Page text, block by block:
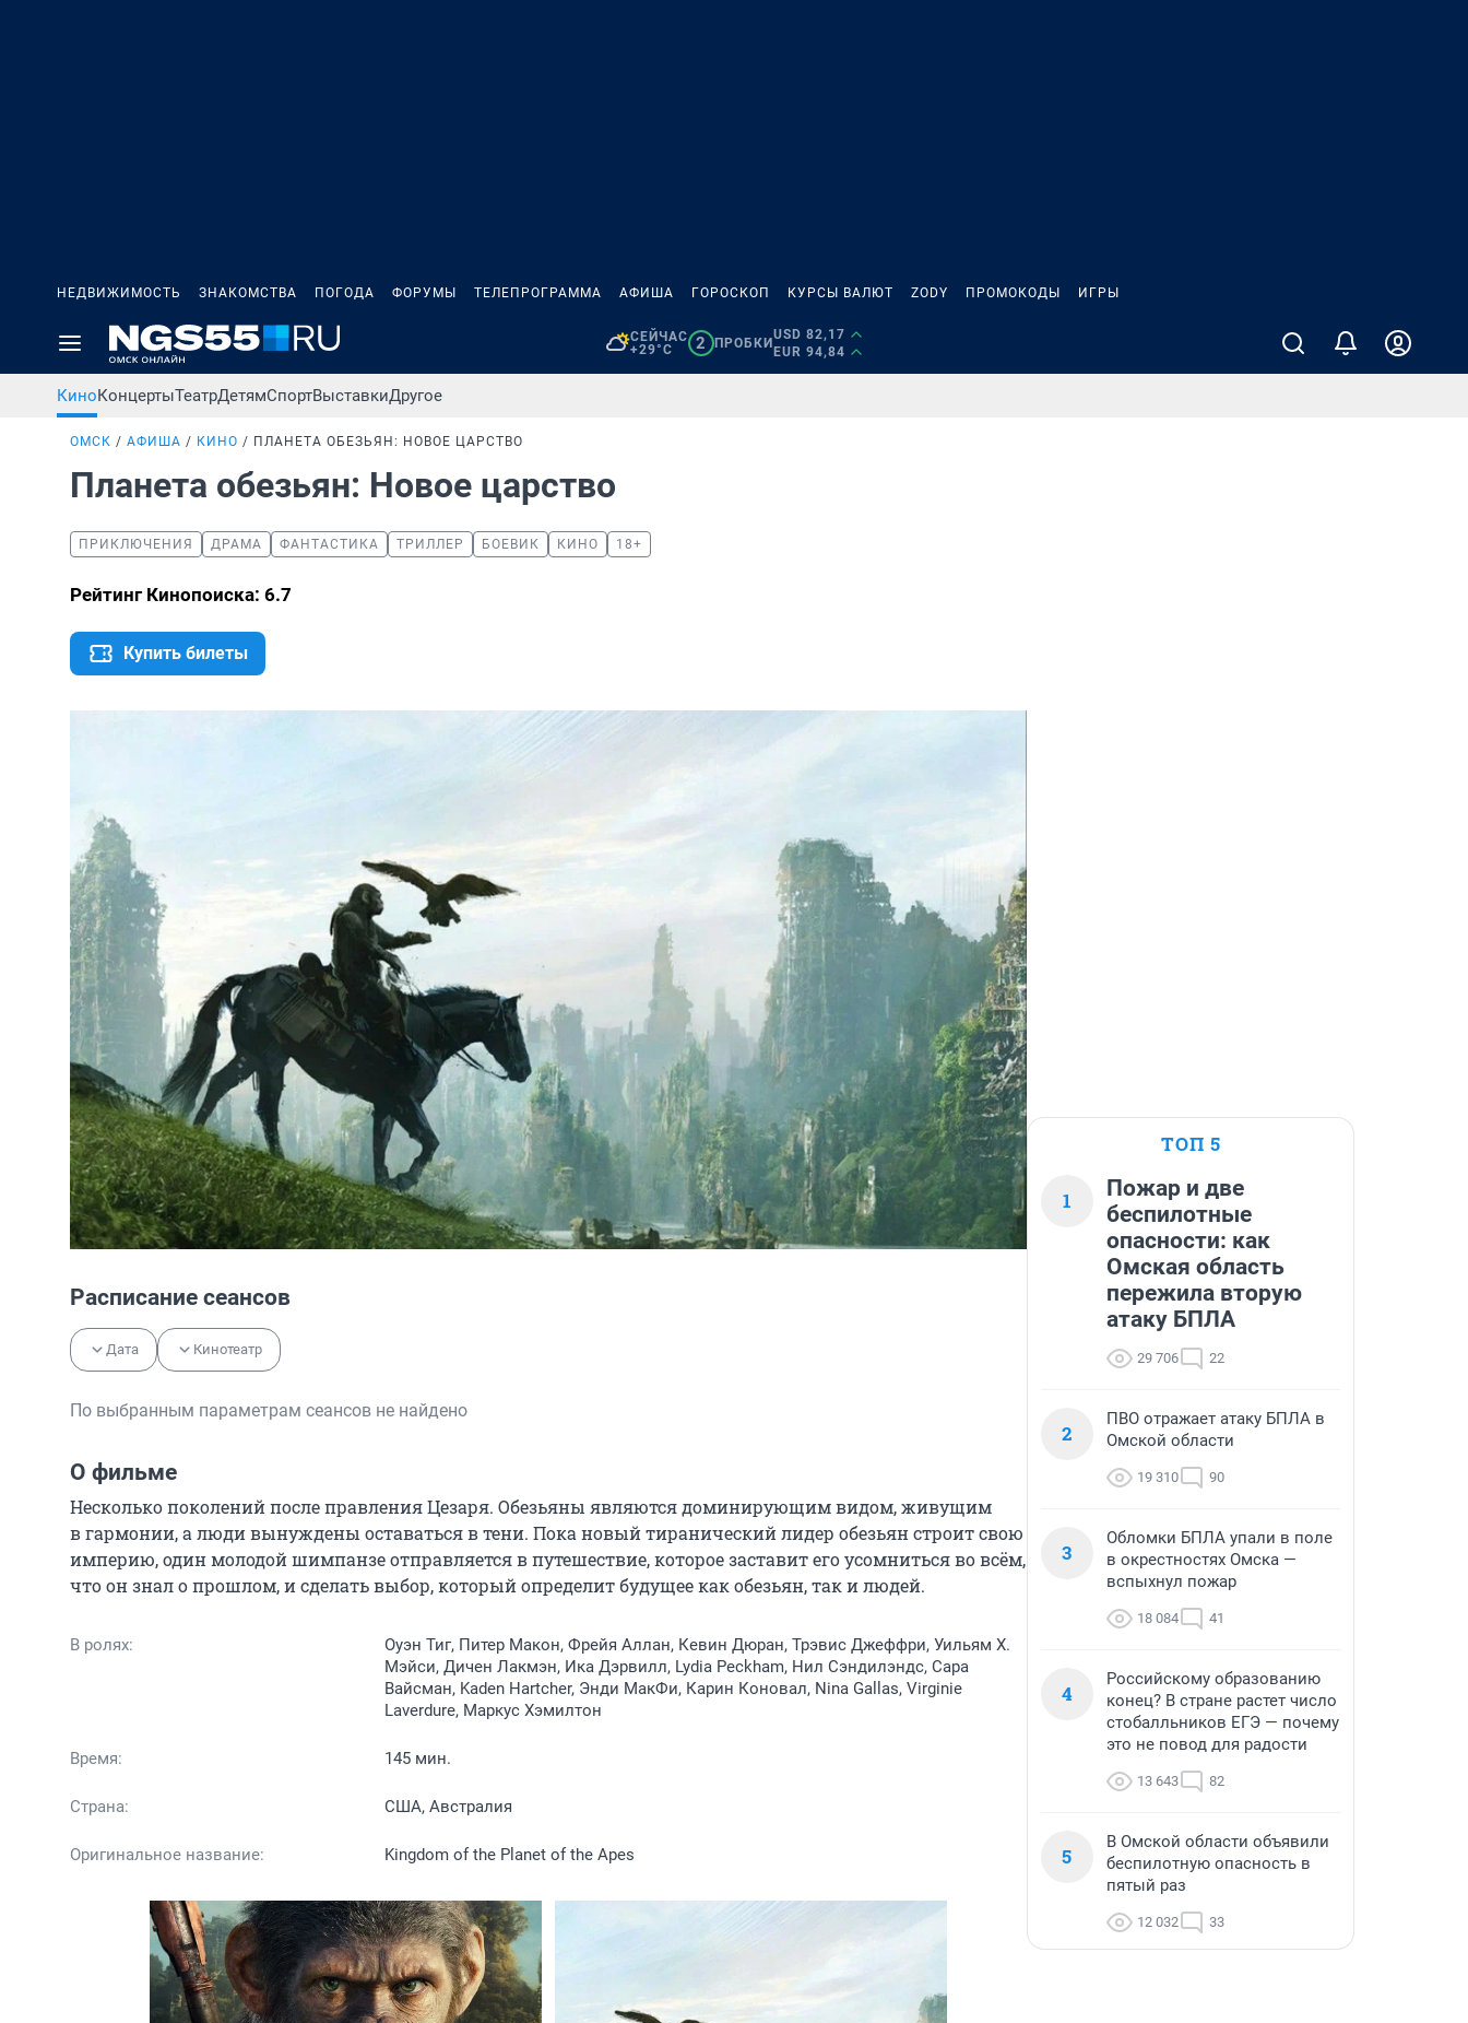
НЕДВИЖИМОСТЬ ЗНАКОМСТВА ПОГОДА ФОРУМЫ ТЕЛЕПРОГРАММА АФИША ГОРОСКОП КУРСЫ ВАЛЮТ ZODY ПРОМОКОДЫ ИГРЫ
СЕЙЧАС
+29°C
2 ПРОБКИ
USD 82,17
EUR 94,84
КиноКонцертыТеатрДетямСпортВыставкиДругое
ОМСК АФИША КИНО ПЛАНЕТА ОБЕЗЬЯН: НОВОЕ ЦАРСТВО
Планета обезьян: Новое царство
ПРИКЛЮЧЕНИЯ ДРАМА ФАНТАСТИКА ТРИЛЛЕР БОЕВИК КИНО 18+
Рейтинг Кинопоиска: 6.7
Купить билеты
Расписание сеансов
Дата Кинотеатр
По выбранным параметрам сеансов не найдено
О фильме
Несколько поколений после правления Цезаря. Обезьяны являются доминирующим видом, живущим
в гармонии, а люди вынуждены оставаться в тени. Пока новый тиранический лидер обезьян строит свою
империю, один молодой шимпанзе отправляется в путешествие, которое заставит его усомниться во всём,
что он знал о прошлом, и сделать выбор, который определит будущее как обезьян, так и людей.
В ролях:
Оуэн Тиг, Питер Макон, Фрейя Аллан, Кевин Дюран, Трэвис Джеффри, Уильям Х.
Мэйси, Дичен Лакмэн, Ика Дэрвилл, Lydia Peckham, Нил Сэндилэндс, Сара
Вайсман, Kaden Hartcher, Энди МакФи, Карин Коновал, Nina Gallas, Virginie
Laverdure, Маркус Хэмилтон
Время: 145 мин.
Страна: США, Австралия
Оригинальное название: Kingdom of the Planet of the Apes
ТОП 5
1
Пожар и две
беспилотные
опасности: как
Омская область
пережила вторую
атаку БПЛА
29 706 22
2
ПВО отражает атаку БПЛА в
Омской области
19 310 90
3
Обломки БПЛА упали в поле
в окрестностях Омска —
вспыхнул пожар
18 084 41
4
Российскому образованию
конец? В стране растет число
стобалльников ЕГЭ — почему
это не повод для радости
13 643 82
5
В Омской области объявили
беспилотную опасность в
пятый раз
12 032 33